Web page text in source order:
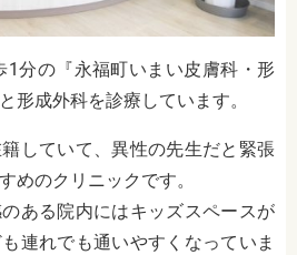
1分の『永福町いまい皮膚科・形
形成外科を診療しています。
していて、異性の先生だと緊張
めのクリニックです。
ある院内にはキッズスペースが
連れでも通いやすくなっていま